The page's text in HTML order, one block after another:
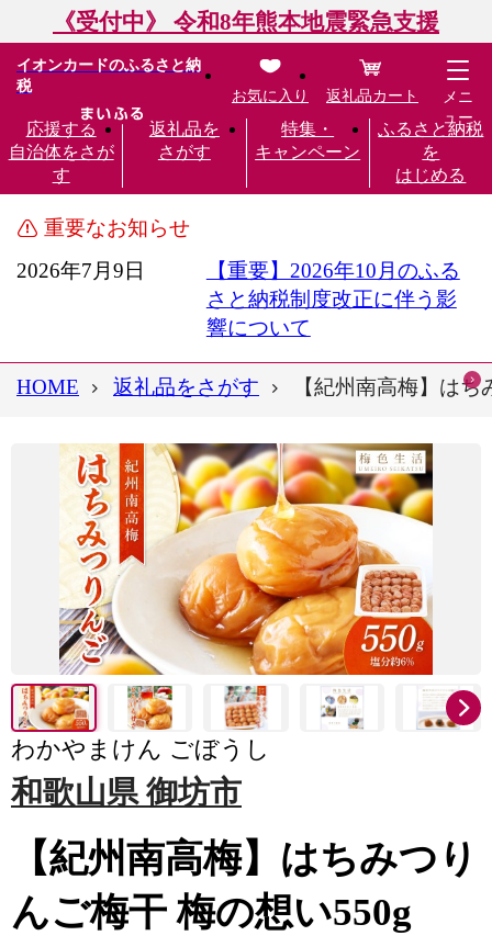
《受付中》 令和8年熊本地震緊急支援
イオンカードのふるさと納
税
応援する
自治体をさが
す
返礼品を
さがす
特集・
キャンペーン
ふるさと納税
を
はじめる
お気に入り 返礼品カート
メニ
ュー
重要なお知らせ
2026年7月9日
【重要】2026年10月のふる
さと納税制度改正に伴う影
響について
HOME 返礼品をさがす 【紀州南高梅】は
わかやまけん ごぼうし
和歌山県 御坊市
【紀州南高梅】はちみつり
んご梅干 梅の想い550g